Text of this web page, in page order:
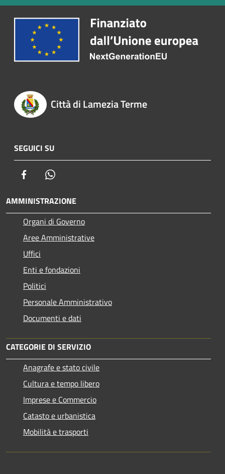
Città di Lamezia Terme
SEGUICI SU
Facebook
AMMINISTRAZIONE
Organi di Governo
Aree Amministrative
Uffici
Enti e fondazioni
Politici
Personale Amministrativo
Documenti e dati
CATEGORIE DI SERVIZIO
Anagrafe e stato civile
Cultura e tempo libero
Imprese e Commercio
Catasto e urbanistica
Mobilità e trasporti